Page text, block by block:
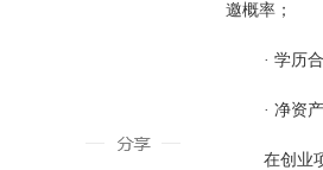
邀概率；
· 学历
· 净资
在创业